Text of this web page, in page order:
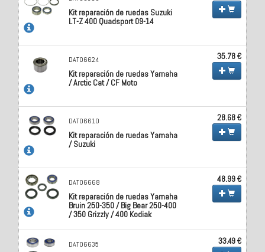
Kit reparación de ruedas Suzuki
LT-Z 400 Quadsport 09-14
DAT06624
Kit reparación de ruedas Yamaha
/ Arctic Cat / CF Moto
35.78 €
DAT06610
Kit reparación de ruedas Yamaha
/ Suzuki
28.68 €
DAT06668
Kit reparación de ruedas Yamaha
Bruin 250-350 / Big Bear 250-400
/ 350 Grizzly / 400 Kodiak
48.99 €
DAT06635 33.49 €